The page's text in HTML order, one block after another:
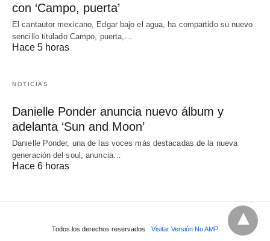
con ‘Campo, puerta’
El cantautor mexicano, Edgar bajo el agua, ha compartido su nuevo
sencillo titulado Campo, puerta,…
Hace 5 horas
NOTICIAS
Danielle Ponder anuncia nuevo álbum y
adelanta ‘Sun and Moon’
Danielle Ponder, una de las voces más destacadas de la nueva
generación del soul, anuncia…
Hace 6 horas
Todos los derechos reservados Visitar Versión No AMP